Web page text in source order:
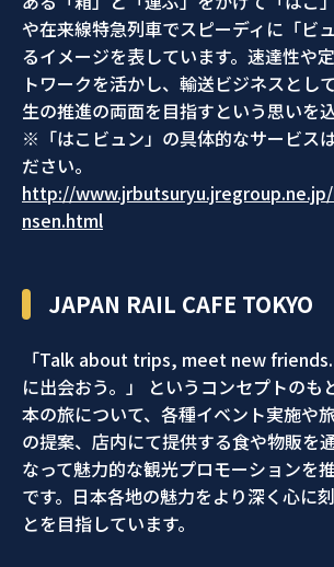
や在来線特急列車でスピーディに「ビ
るイメージを表しています。速達性や
トワークを活かし、輸送ビジネスとし
生の推進の両面を目指すという思いを
※「はこビュン」の具体的なサービス
ださい。
http://
nsen.html
JAPAN RAIL CAFE TOKYO
「Talk about trips, meet new friends.
に出会おう。」 というコンセプトのも
本の旅について、各種イベント実施や
の提案、店内にて提供する食や物販を
なって魅力的な観光プロモーションを
です。日本各地の魅力をより深く心に
とを目指しています。